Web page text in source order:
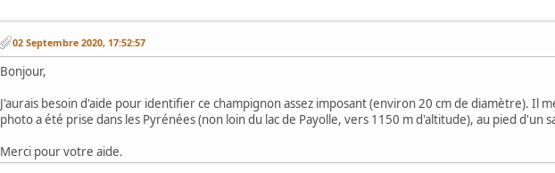
02 Septembre 2020, 17:52:57
Bonjour,
J'aurais besoin d'aide pour identifier ce champignon assez imposant (environ 20 cm de diamètre). Il
photo a été prise dans les Pyrénées (non loin du lac de Payolle, vers 1150 m d'altitude), au pied d'un
Merci pour votre aide.